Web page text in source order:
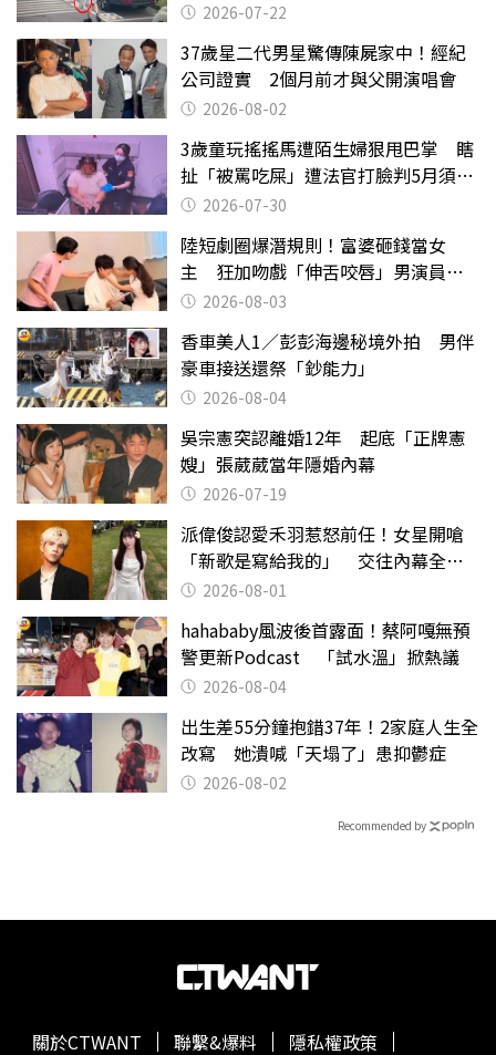
行詭異
2026-07-22
37歲星二代男星驚傳陳屍家中！經紀
公司證實 2個月前才與父開演唱會
2026-08-02
3歲童玩搖搖馬遭陌生婦狠甩巴掌 瞎
扯「被罵吃屎」遭法官打臉判5月須入
監 2026-07-30
陸短劇圈爆潛規則！富婆砸錢當女
主 狂加吻戲「伸舌咬唇」男演員崩
潰 2026-08-03
香車美人1／彭彭海邊秘境外拍 男伴
豪車接送還祭「鈔能力」
2026-08-04
吳宗憲突認離婚12年 起底「正牌憲
嫂」張葳葳當年隱婚內幕
2026-07-19
派偉俊認愛禾羽惹怒前任！女星開嗆
「新歌是寫給我的」 交往內幕全說
了 2026-08-01
hahababy風波後首露面！蔡阿嘎無預
警更新Podcast 「試水溫」掀熱議
2026-08-04
出生差55分鐘抱錯37年！2家庭人生全
改寫 她潰喊「天塌了」患抑鬱症
2026-08-02
Recommended by
關於CTWANT 聯繫&爆料 隱私權政策